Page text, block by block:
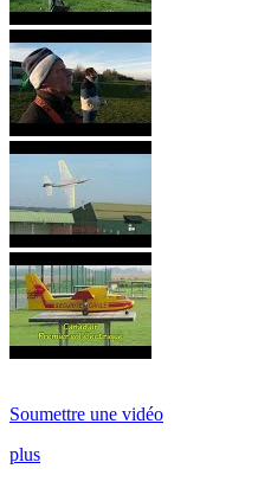
Soumettre une vidéo
plus